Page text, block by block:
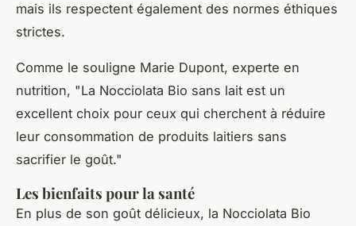
mais ils respectent également des normes éthiques
strictes.
Comme le souligne Marie Dupont, experte en
nutrition, "La Nocciolata Bio sans lait est un
excellent choix pour ceux qui cherchent à réduire
leur consommation de produits laitiers sans
sacrifier le goût."
Les bienfaits pour la santé
En plus de son goût délicieux, la Nocciolata Bio